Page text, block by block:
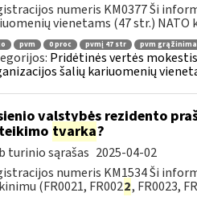
numeris KM0377 Ši
vienetams (47 str.) NATO
pvm 0 proc pvmį 47 str pvm
Pridėtinės vertės
šalių kariuomenių
valstybės rezidento
tvarka?
turinio sąrašas 2025-04-02
numeris KM1534 Ši
(FR0021, FR0022, FR0023,